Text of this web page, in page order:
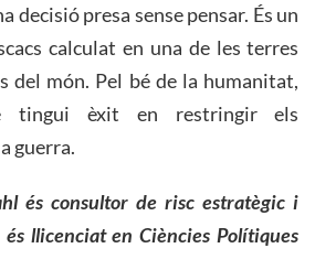
decisió presa sense pensar. És un
calculat en una de les terres
del món. Pel bé de la humanitat,
tingui èxit en restringir els
guerra.
és consultor de risc estratègic i
llicenciat en Ciències Polítiques